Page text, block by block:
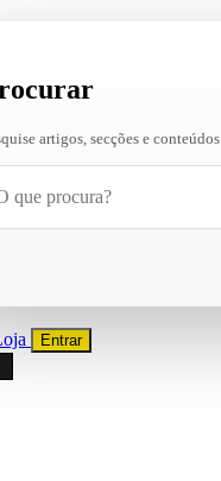
artigos, secções e conteúdos
Entrar